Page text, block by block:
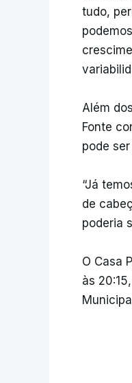
tudo,
Além
Fonte
pode
“Já
de
poderia
O Casa
às